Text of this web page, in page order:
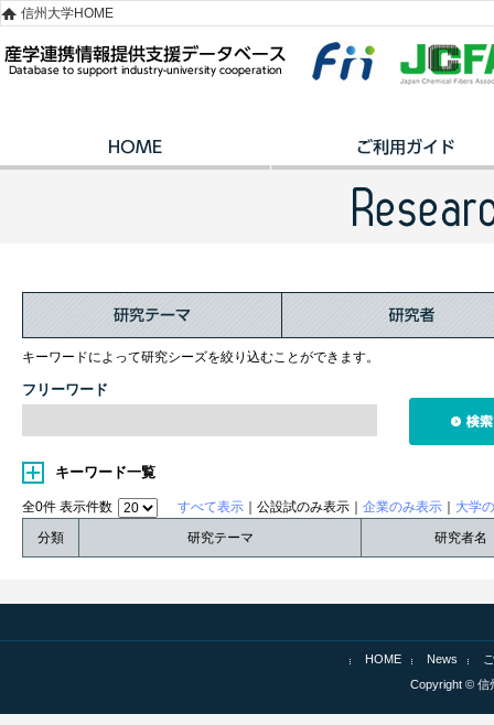
信州大学HOME
キーワードによって研究シーズを絞り込むことができます。
フリーワード
キーワード一覧
全0件 表示件数 すべて表示 ｜公設試のみ表示｜ 企業のみ表示
大学
分類
研究テーマ 研究者名
HOME News
Copyright © 信